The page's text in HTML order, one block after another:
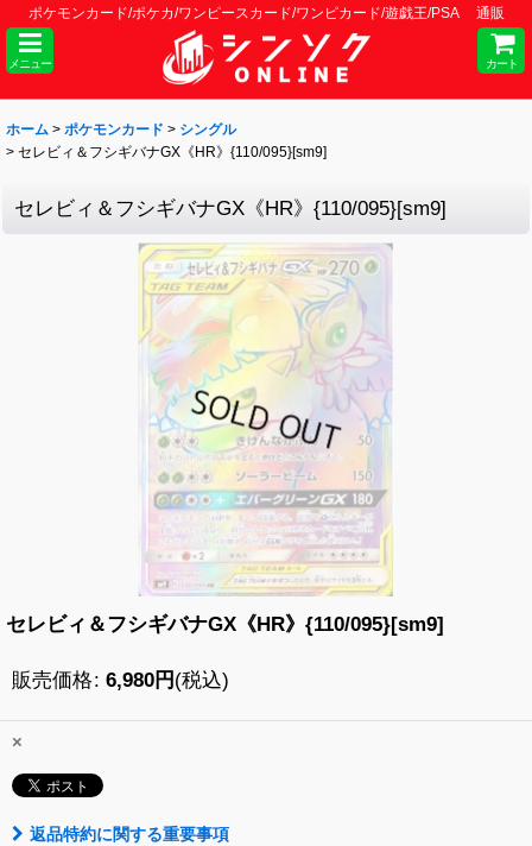
ポケモンカード/ポケカ/ワンピースカード/ワンピカード/遊戯王/PSA 通販
メニュー カート
ホーム > ポケモンカード > シングル
> セレビィ＆フシギバナGX《HR》{110/095}[sm9]
セレビィ＆フシギバナGX《HR》{110/095}[sm9]
セレビィ＆フシギバナGX《HR》{110/095}[sm9]
販売価格: 6,980円 (税込)
×
返品特約に関する重要事項